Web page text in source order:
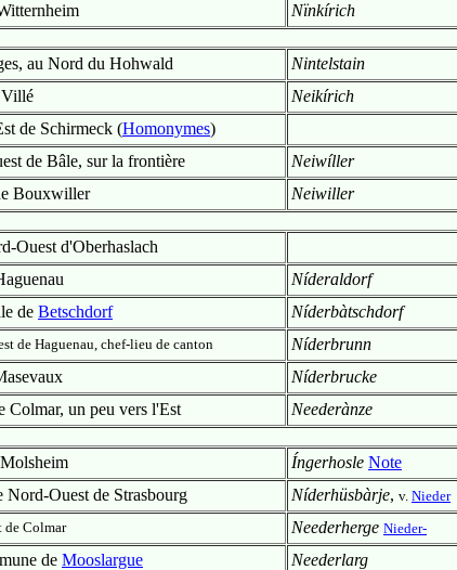
Nïnkírich
au Nord du Hohwald Nintelstain
Villé
Neikírich
de Schirmeck (Homonymes)
de Bâle, sur la frontière
Neiwíller
Bouxwiller
Neiwiller
Ouest d'Oberhaslach
Níderaldorf
de Betschdorf Níderbàtschdorf
de Haguenau, chef-lieu de canton Níderbrunn
Níderbrucke
Colmar, un peu vers l'Est
Neederànze
Molsheim Íngerhosle Note
Nord-Ouest de Strasbourg
Níderhüsbàrje, v. Nieder
de Colmar Neederherge Nieder-
de Mooslargue Neederlarg